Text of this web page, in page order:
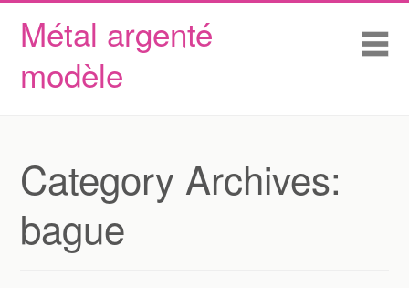
Métal argenté
modèle
Skip to content
Accueil
Conditions d’utilisation
Category Archives:
bague